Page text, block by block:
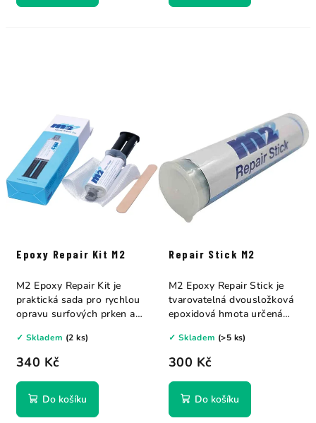
Epoxy Repair Kit M2
340 Kč
✓ Skladem (2 ks)
Do košíku
M2 Epoxy Repair Kit je
praktická sada pro rychlou
opravu surfových prken a
Repair Stick M2
300 Kč
✓ Skladem (>5 ks)
Do košíku
M2 Epoxy Repair Stick je
tvarovatelná dvousložková
epoxidová hmota určená